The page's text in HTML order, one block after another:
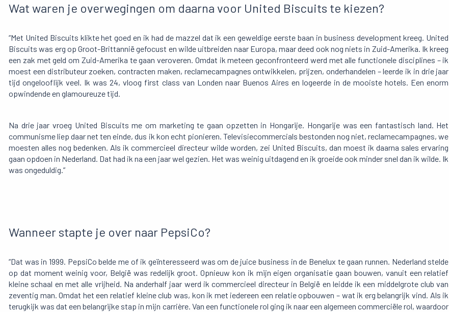
Wat waren je overwegingen om daarna voor United Biscuits te kiezen?
“Met United Biscuits klikte het goed en ik had de mazzel dat ik een geweldige eerste baan in business development kreeg. United
Biscuits was erg op Groot-Brittannië gefocust en wilde uitbreiden naar Europa, maar deed ook nog niets in Zuid-Amerika. Ik kreeg
een zak met geld om Zuid-Amerika te gaan veroveren. Omdat ik meteen geconfronteerd werd met alle functionele disciplines – ik
moest een distributeur zoeken, contracten maken, reclamecampagnes ontwikkelen, prijzen, onderhandelen – leerde ik in drie jaar
tijd ongelooflijk veel. Ik was 24, vloog first class van Londen naar Buenos Aires en logeerde in de mooiste hotels. Een enorm
opwindende en glamoureuze tijd.
Na drie jaar vroeg United Biscuits me om marketing te gaan opzetten in Hongarije. Hongarije was een fantastisch land. Het
communisme liep daar net ten einde, dus ik kon echt pionieren. Televisiecommercials bestonden nog niet, reclamecampagnes, we
moesten alles nog bedenken. Als ik commercieel directeur wilde worden, zei United Biscuits, dan moest ik daarna sales ervaring
gaan opdoen in Nederland. Dat had ik na een jaar wel gezien. Het was weinig uitdagend en ik groeide ook minder snel dan ik wilde. Ik
was ongeduldig.”
Wanneer stapte je over naar PepsiCo?
“Dat was in 1999. PepsiCo belde me of ik geïnteresseerd was om de juice business in de Benelux te gaan runnen. Nederland stelde
op dat moment weinig voor, België was redelijk groot. Opnieuw kon ik mijn eigen organisatie gaan bouwen, vanuit een relatief
kleine schaal en met alle vrijheid. Na anderhalf jaar werd ik commercieel directeur in België en leidde ik een middelgrote club van
zeventig man. Omdat het een relatief kleine club was, kon ik met iedereen een relatie opbouwen – wat ik erg belangrijk vind. Als ik
terugkijk was dat een belangrijke stap in mijn carrière. Van een functionele rol ging ik naar een algemeen commerciële rol, waardoor